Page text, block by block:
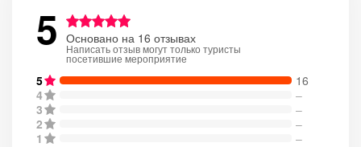
5 Основано на 16 отзывах
Написать отзыв могут только туристы
посетившие мероприятие
5
16
4
–
3
–
2
–
1
–